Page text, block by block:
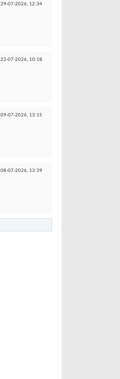
29-07-2026, 12:34
22-07-2026, 10:18
09-07-2026, 13:15
08-07-2026, 13:39